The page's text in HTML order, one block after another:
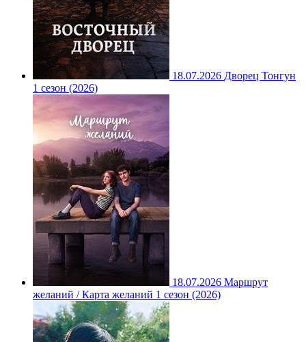
18.07.2026 Дворец Тонгун
1 сезон (2026)
18.07.2026 Маршрут
желаний / Карта желаний 1 сезон (2026)